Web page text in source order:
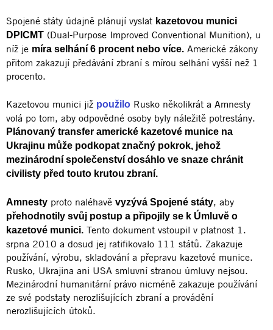
Spojené státy údajně plánují vyslat kazetovou munici
DPICMT (Dual-Purpose Improved Conventional Munition), u
níž je míra selhání 6 procent nebo více. Americké zákony
přitom zakazují předávání zbraní s mírou selhání vyšší než 1
procento.
Kazetovou munici již použilo Rusko několikrát a Amnesty
volá po tom, aby odpovědné osoby byly náležitě potrestány.
Plánovaný transfer americké kazetové munice na
Ukrajinu může podkopat značný pokrok, jehož
mezinárodní společenství dosáhlo ve snaze chránit
civilisty před touto krutou zbraní.
Amnesty proto naléhavě vyzývá Spojené státy, aby
přehodnotily svůj postup a připojily se k Úmluvě o
kazetové munici. Tento dokument vstoupil v platnost 1.
srpna 2010 a dosud jej ratifikovalo 111 států. Zakazuje
používání, výrobu, skladování a přepravu kazetové munice.
Rusko, Ukrajina ani USA smluvní stranou úmluvy nejsou.
Mezinárodní humanitární právo nicméně zakazuje používání
ze své podstaty nerozlišujících zbraní a provádění
nerozlišujících útoků.